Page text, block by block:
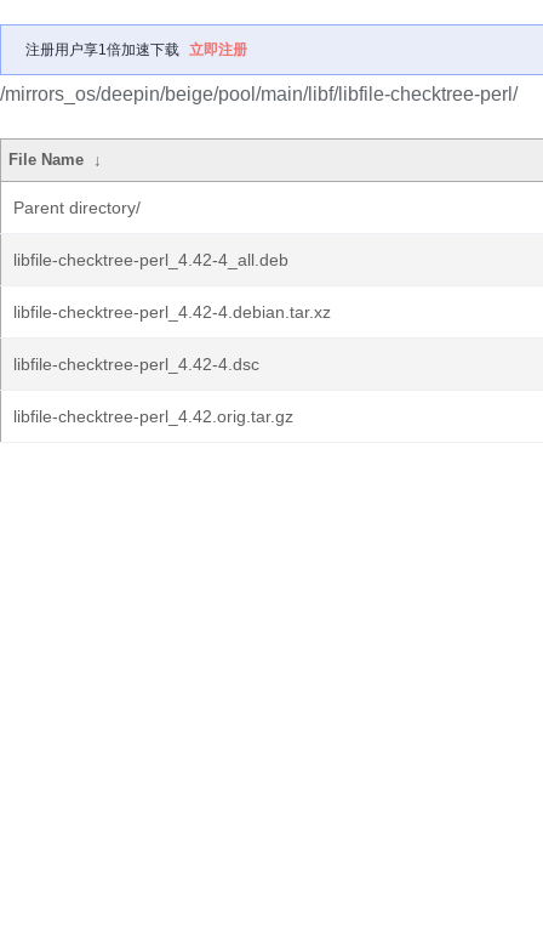
注册用户享1倍加速下载 立即注册
/mirrors_os/deepin/beige/pool/main/libf/libfile-checktree-perl/
File Name ↓
Parent directory/
libfile-checktree-perl_4.42-4_all.deb
libfile-checktree-perl_4.42-4.debian.tar.xz
libfile-checktree-perl_4.42-4.dsc
libfile-checktree-perl_4.42.orig.tar.gz